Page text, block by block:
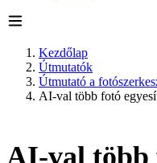
Kezdőlap
Útmutatók
Útmutató a
AI-val több fotó